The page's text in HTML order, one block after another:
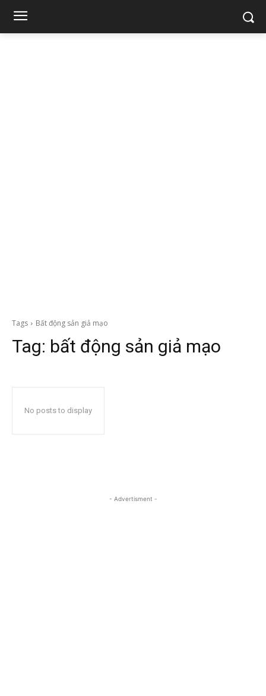
Tags Bất động sản giả mạo
Tag: bất động sản giả mạo
No posts to display
- Advertisment -